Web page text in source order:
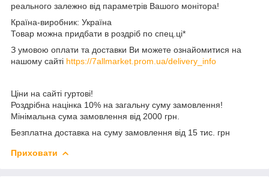
реального залежно від параметрів Вашого монітора!
Країна-виробник: Україна
Товар можна придбати в роздріб по спец.ці*
З умовою оплати та доставки Ви можете ознайомитися на
нашому сайті https://7allmarket.prom.ua/delivery_info
Ціни на сайті гуртові!
Роздрібна націнка 10% на загальну суму замовлення!
Мінімальна сума замовлення від 2000 грн.
Безплатна доставка на суму замовлення від 15 тис. грн
Приховати